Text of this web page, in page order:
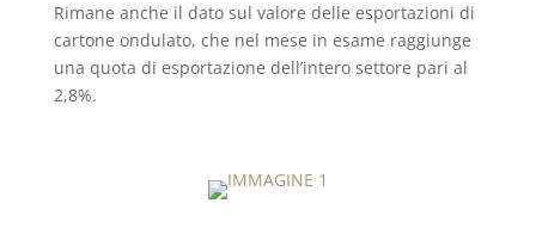
Rimane anche il dato sul valore delle esportazioni di
cartone ondulato, che nel mese in esame raggiunge
una quota di esportazione dell’intero settore pari al
2,8%.